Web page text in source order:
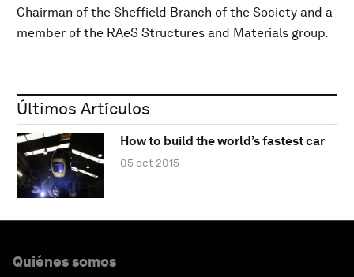
Chairman of the Sheffield Branch of the Society and a
member of the RAeS Structures and Materials group.
Últimos Artículos
How to build the world’s fastest car
05 oct 2015
Quiénes somos